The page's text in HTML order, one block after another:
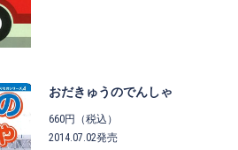
おだきゅうのでんしゃ
660円（税込）
2014.07.02発売